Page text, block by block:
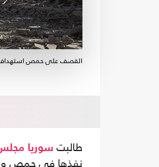
القصف على حمص استهداف
طالبت سوريا
نفذها في حمص